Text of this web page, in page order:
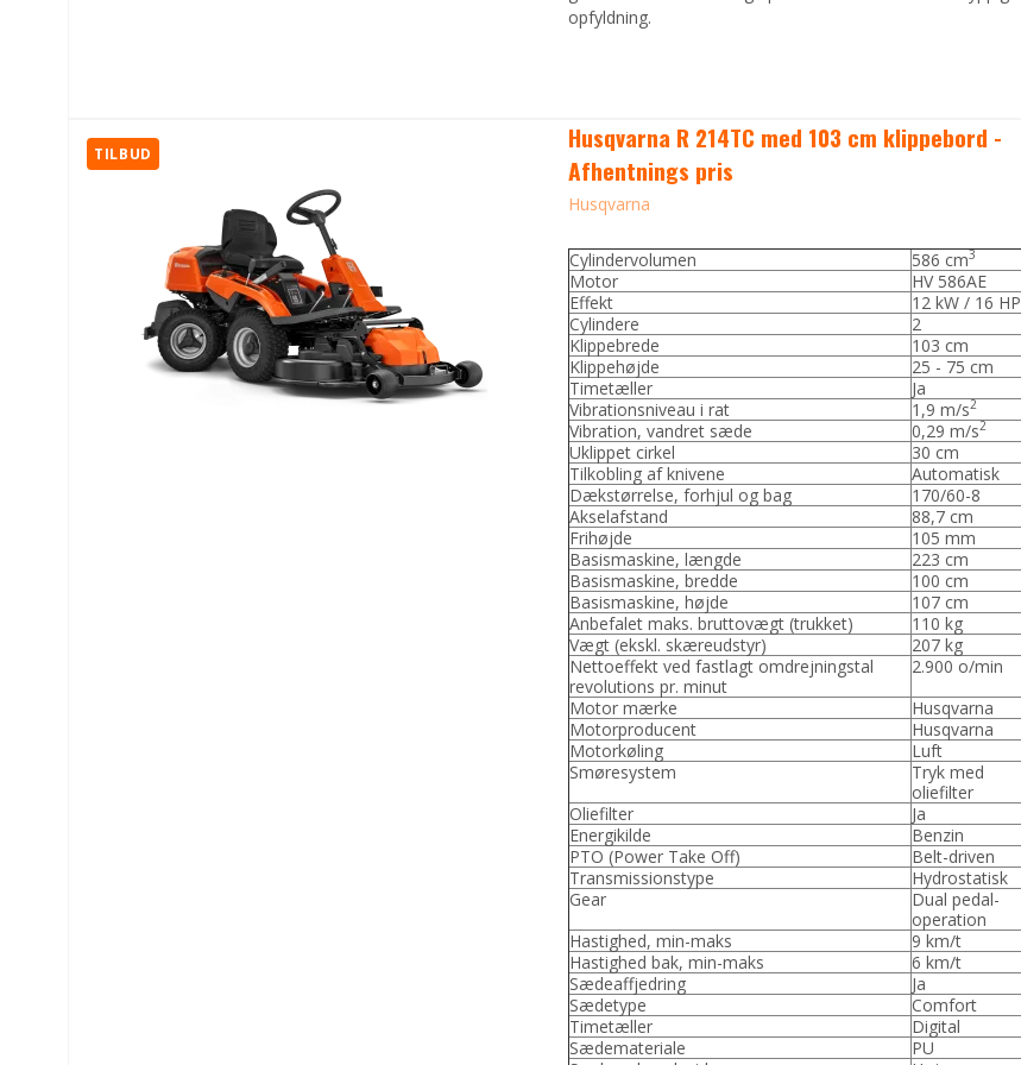
opfyldning.
TILBUD
Husqvarna R 214TC med 103 cm klippebord -
Afhentnings pris
Husqvarna
Cylindervolumen 586 cm3
Motor
HV 586AE
Effekt
12 kW / 16 HP
Cylindere
2
Klippebrede
103 cm
Klippehøjde
25 - 75 cm
Timetæller
Ja
Vibrationsniveau i rat
1,9 m/s2
Vibration, vandret sæde 0,29 m/s2
Uklippet cirkel
30 cm
Tilkobling af knivene
Automatisk
Dækstørrelse, forhjul og bag
170/60-8
Akselafstand
88,7 cm
Frihøjde
105 mm
Basismaskine, længde
223 cm
Basismaskine, bredde
100 cm
Basismaskine, højde
107 cm
Anbefalet maks. bruttovægt (trukket)
110 kg
Vægt (ekskl. skæreudstyr)
207 kg
Nettoeffekt ved fastlagt omdrejningstal
revolutions pr. minut
2.900 o/min
Motor mærke
Husqvarna
Motorproducent
Husqvarna
Motorkøling
Luft
Smøresystem
Tryk med
oliefilter
Oliefilter
Ja
Energikilde
Benzin
PTO (Power Take Off)
Belt-driven
Transmissionstype
Hydrostatisk
Gear
Dual pedal-
operation
Hastighed, min-maks
9 km/t
Hastighed bak, min-maks
6 km/t
Sædeaffjedring
Ja
Sædetype
Comfort
Timetæller
Digital
Sædemateriale
PU